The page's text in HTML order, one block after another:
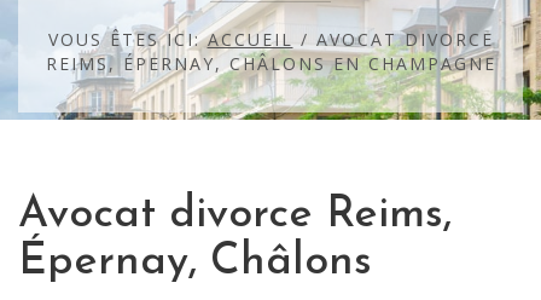
VOUS ÊTES ICI:ACCUEIL / AVOCAT DIVORCE
REIMS, ÉPERNAY, CHÂLONS EN CHAMPAGNE
Avocat divorce Reims,
Épernay, Châlons